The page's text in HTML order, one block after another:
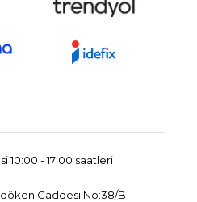
10:00 - 17:00 saatleri
Caddesi No:38/B